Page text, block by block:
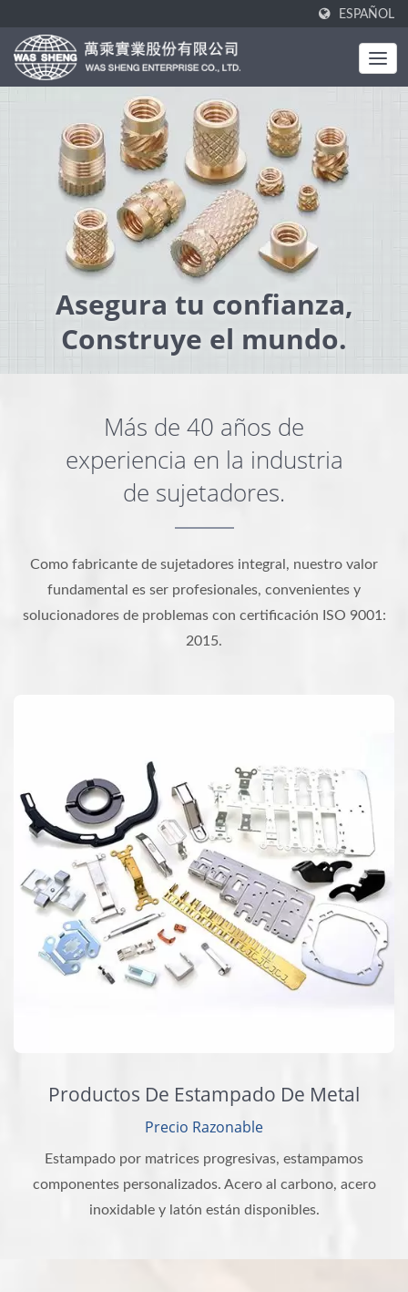
ESPAÑOL
Asegura tu confianza,
Construye el mundo.
Más de 40 años de
experiencia en la industria
de sujetadores.
Como fabricante de sujetadores integral, nuestro valor
fundamental es ser profesionales, convenientes y
solucionadores de problemas con certificación ISO 9001:
2015.
Productos De Estampado De Metal
Precio Razonable
Estampado por matrices progresivas, estampamos
componentes personalizados. Acero al carbono, acero
inoxidable y latón están disponibles.